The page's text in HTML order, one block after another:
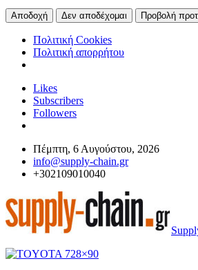
Αποδοχή Δεν αποδέχομαι Προβολή
Πολιτική Cookies
Πολιτική απορρήτου
Likes
Subscribers
Followers
Πέμπτη, 6 Αυγούστου, 2026
info@supply-chain.gr
+302109010040